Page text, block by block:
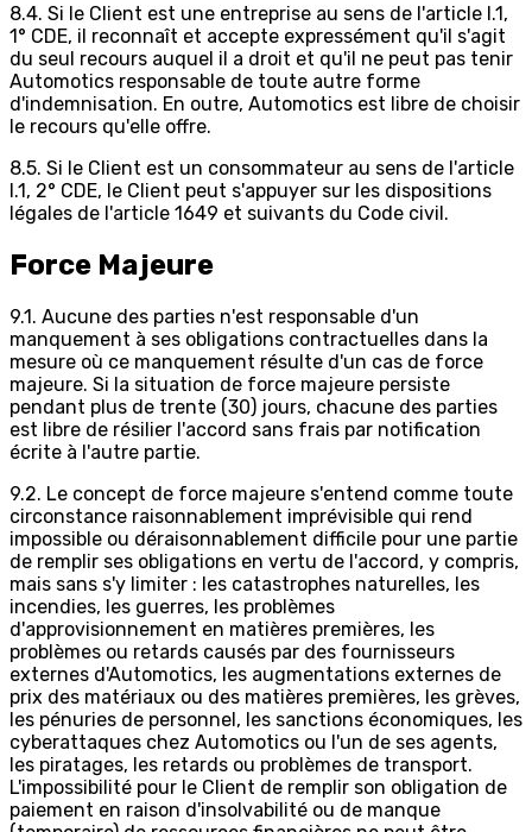
8.4. Si le Client est une entreprise au sens de l'article I.1,
1° CDE, il reconnaît et accepte expressément qu'il s'agit
du seul recours auquel il a droit et qu'il ne peut pas tenir
Automotics responsable de toute autre forme
d'indemnisation. En outre, Automotics est libre de choisir
le recours qu'elle offre.
8.5. Si le Client est un consommateur au sens de l'article
I.1, 2° CDE, le Client peut s'appuyer sur les dispositions
légales de l'article 1649 et suivants du Code civil.
Force Majeure
9.1. Aucune des parties n'est responsable d'un
manquement à ses obligations contractuelles dans la
mesure où ce manquement résulte d'un cas de force
majeure. Si la situation de force majeure persiste
pendant plus de trente (30) jours, chacune des parties
est libre de résilier l'accord sans frais par notification
écrite à l'autre partie.
9.2. Le concept de force majeure s'entend comme toute
circonstance raisonnablement imprévisible qui rend
impossible ou déraisonnablement difficile pour une partie
de remplir ses obligations en vertu de l'accord, y compris,
mais sans s'y limiter : les catastrophes naturelles, les
incendies, les guerres, les problèmes
d'approvisionnement en matières premières, les
problèmes ou retards causés par des fournisseurs
externes d'Automotics, les augmentations externes de
prix des matériaux ou des matières premières, les grèves,
les pénuries de personnel, les sanctions économiques, les
cyberattaques chez Automotics ou l'un de ses agents,
les piratages, les retards ou problèmes de transport.
L'impossibilité pour le Client de remplir son obligation de
paiement en raison d'insolvabilité ou de manque